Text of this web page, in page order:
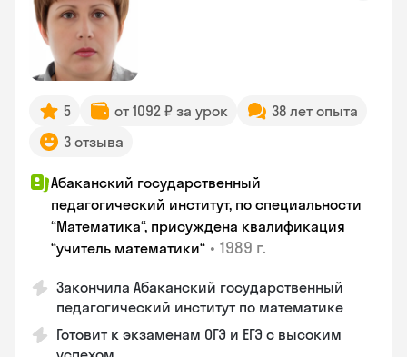
5 от 1092 ₽ за урок
38 лет опыта
3 отзыва
Абаканский государственный
педагогический институт, по специальности
“Математика“, присуждена квалификация
“учитель математики“ • 1989 г.
Закончила Абаканский государственный
педагогический институт по математике
Готовит к экзаменам ОГЭ и ЕГЭ с высоким